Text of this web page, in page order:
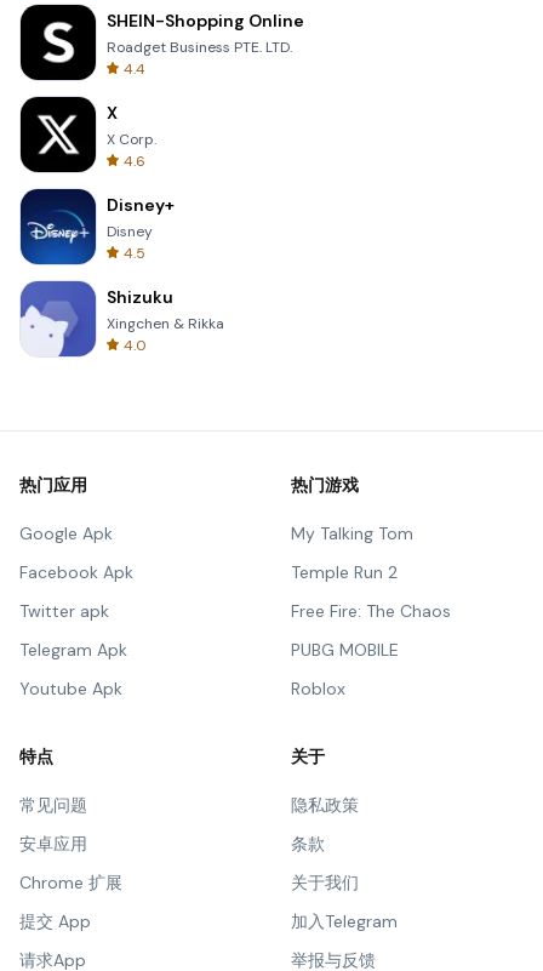
SHEIN-Shopping Online
Roadget Business PTE. LTD.
4.4
X
X Corp.
4.6
Disney+
Disney
4.5
Shizuku
Xingchen & Rikka
4.0
热门应用
Google Apk
Facebook Apk
Twitter apk
Telegram Apk
Youtube Apk
热门游戏
My Talking Tom
Temple Run 2
Free Fire: The Chaos
PUBG MOBILE
Roblox
特点
常见问题
安卓应用
Chrome 扩展
提交 App
请求App
关于
隐私政策
条款
关于我们
加入Telegram
举报与反馈